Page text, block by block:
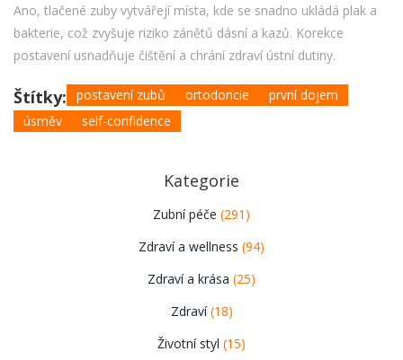
Ano, tlačené zuby vytvářejí místa, kde se snadno ukládá plak a
bakterie, což zvyšuje riziko zánětů dásní a kazů. Korekce
postavení usnadňuje čištění a chrání zdraví ústní dutiny.
Štítky: postavení zubů ortodoncie
první dojem
úsměv
self-confidence
Kategorie
Zubní péče (291)
Zdraví a wellness (94)
Zdraví a krása (25)
Zdraví(18)
Životní styl (15)